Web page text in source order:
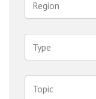
Region
Type
Topic